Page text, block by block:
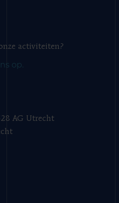
activiteiten?
op.
AG Utrecht